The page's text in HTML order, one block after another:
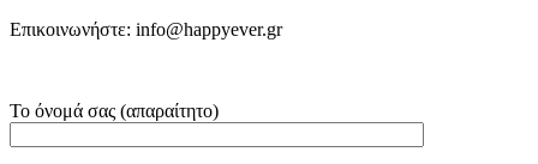
Επικοινωνήστε: info@happyever.gr
Το όνομά σας (απαραίτητο)